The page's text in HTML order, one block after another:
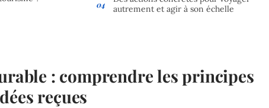
autrement et agir à son échelle
: comprendre les principes
reçues